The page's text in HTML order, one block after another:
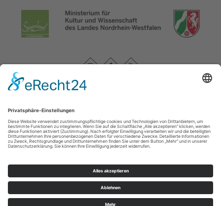
WasserEisenland e. V.
c/o FD 40 Kultur und Tourismus des Märkischen Kreises /
Bismarckstr. 15
58762 Altena
WasserEisenland e. V.
Cookie-Einstellungen